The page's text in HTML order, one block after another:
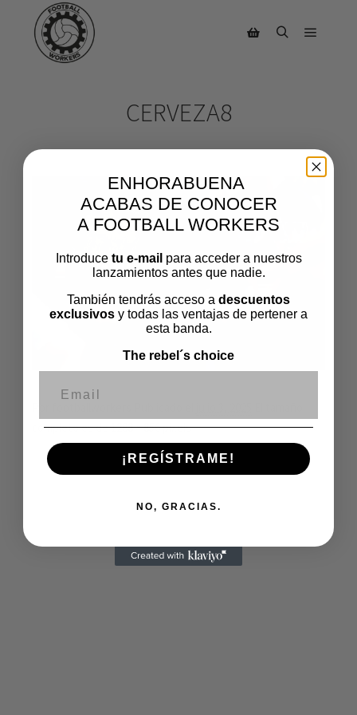
CERVEZA8
completo es de1288 × 856pixels
ENHORABUENA
ACABAS DE CONOCER
A FOOTBALL WORKERS
Introduce tu e-mail para acceder a nuestros
lanzamientos antes que nadie.
También tendrás acceso a descuentos
exclusivos y todas las ventajas de pertener a
esta banda.
The rebel´s choice
¡REGÍSTRAME!
NO, GRACIAS.